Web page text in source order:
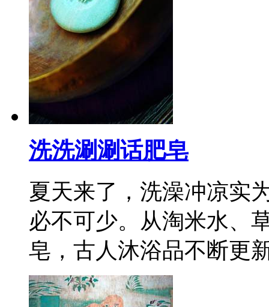
洗洗涮涮话肥皂
夏天来了，洗澡冲凉实
必不可少。从淘米水、
皂，古人沐浴品不断